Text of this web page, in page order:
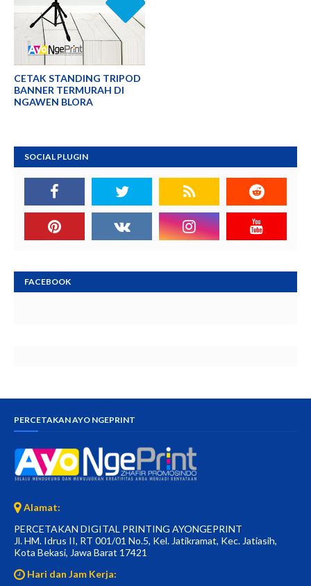
CETAK STANDING TRIPOD
BANNER TERMURAH DI
NGAWEN BLORA
SOCIAL PLUGIN
FACEBOOK
PERCETAKAN AYO NGEPRINT
Alamat:
PERCETAKAN DIGITAL PRINTING AYONGEPRINT
Jl. HM. Idrus II, RT 001/01 No.5, Kel. Jatikramat, Kec. Jatiasih,
Kota Bekasi, Jawa Barat 17421
Hari dan Jam Kerja: